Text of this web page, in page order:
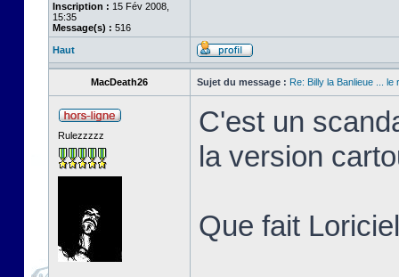
Inscription : 15 Fév 2008,
15:35
Message(s) : 516
Haut
MacDeath26 Sujet du message : Re: Billy la Banlieue ... le
Rulezzzzz
C'est un
la version
Que fait